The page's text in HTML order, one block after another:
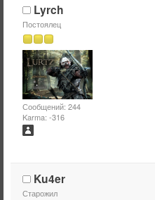
Lyrch
Постоялец
Сообщений: 244
Karma: -316
Ku4er
Старожил